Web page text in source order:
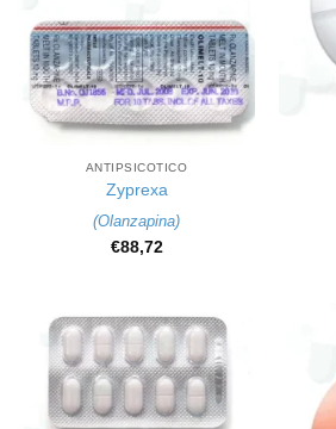
ANTIPSICOTICO
Zyprexa
(Olanzapina)
€88,72